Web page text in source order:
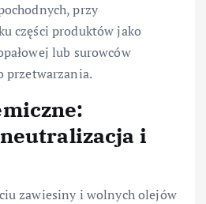
przy
części produktów jako
lub surowców
przetwarzania.
i
zawiesiny i wolnych olejów